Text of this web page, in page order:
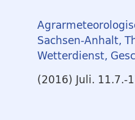
Sachsen-Anhalt,
Wetterdienst,
(2016) Juli. 11.7.-